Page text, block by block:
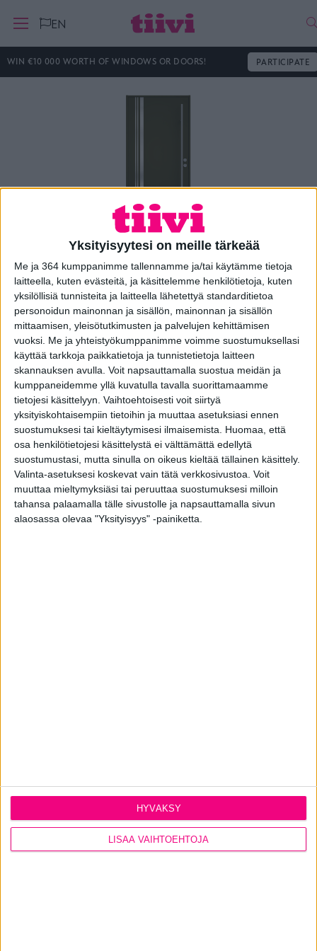
Yksityisyytesi on meille tärkeää
Me ja 364 kumppanimme tallennamme ja/tai käytämme tietoja
laitteella, kuten evästeitä, ja käsittelemme henkilötietoja, kuten
yksilöllisiä tunnisteita ja laitteella lähetettyä standarditietoa
personoidun mainonnan ja sisällön, mainonnan ja sisällön
mittaamisen, yleisötutkimusten ja palvelujen kehittämisen
vuoksi. Me ja yhteistyökumppanimme voimme suostumuksellasi
käyttää tarkkoja paikkatietoja ja tunnistetietoja laitteen
skannauksen avulla. Voit napsauttamalla suostua meidän ja
kumppaneidemme yllä kuvatulla tavalla suorittamaamme
tietojesi käsittelyyn. Vaihtoehtoisesti voit siirtyä
yksityiskohtaisempiin tietoihin ja muuttaa asetuksiasi ennen
suostumuksesi tai kieltäytymisesi ilmaisemista.
Huomaa, että
osa henkilötietojesi käsittelystä ei välttämättä edellytä
suostumustasi, mutta sinulla on oikeus kieltää tällainen käsittely.
Valinta-asetuksesi koskevat vain tätä verkkosivustoa. Voit
muuttaa mieltymyksiäsi tai peruuttaa suostumuksesi milloin
tahansa palaamalla tälle sivustolle ja napsauttamalla sivun
alaosassa olevaa "Yksityisyys" -painiketta.
LISÄÄ VAIHTOEHTOJA
HYVÄKSY
EN
WIN €10 000 WORTH OF WINDOWS OR DOORS! PARTICIPATE
Ulko-ovi Loft B3
Ulko-ovi Loft B3 tuo kodin julkisivuun ryhdikkyyttä ja
hallittua eleganssia. Sileän ovilehden pinnasta erottuvat
kauniisti luonnon anodisoidusta alumiinista valmistetut
tyylikkäät koristelistat.
Piilosaranointi on ainutlaatuinen lisävarusteominaisuus
Tiivin ulko-ovissa. Oven rakenteen sisään upotetut saranat
tukevat ovea juuri oikeista kohdista. Piilosaranoinnin
ansiosta ulko-ovesi pysyy ryhdikkäästi paikallaan ja ovi on
aina kevyt ja vaivaton avata sekä sulkea.
Tähän malliin suositellaan Houston-painiketta tai
pitkävedintä. Pitkävedin tuo tyyliä ovesi avaukseen ja
ulkonäköön. Pitkävedin korostaa oven arvokkuutta ja
kruunaa kotisi sisäänkäynnin. Ovi aukeaa avaimella
CONTACT US